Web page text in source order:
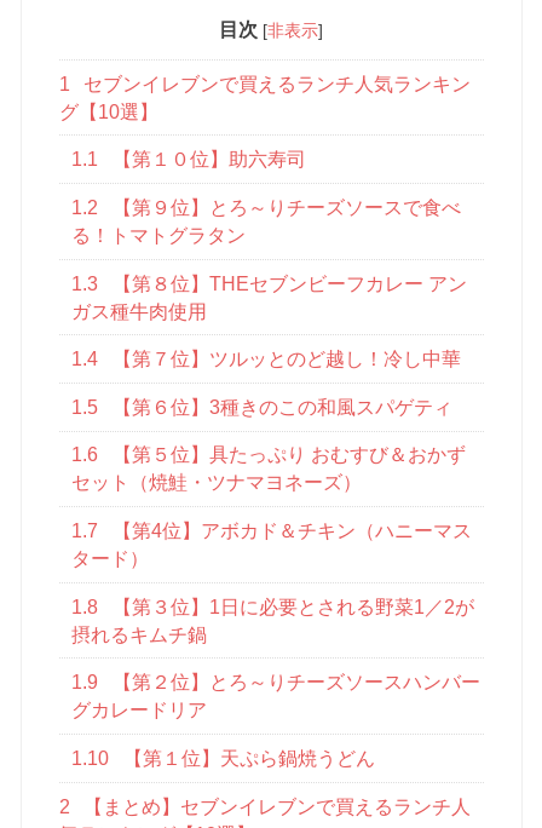
目次 [非表示]
1
セブンイレブンで買えるランチ人気ランキン
グ【10選】
1.1 【第１０位】助六寿司
1.2
【第９位】とろ～りチーズソースで食べ
る！トマトグラタン
1.3
【第８位】THEセブンビーフカレー アン
ガス種牛肉使用
1.4 【第７位】ツルッとのど越し！冷し中華
1.5 【第６位】3種きのこの和風スパゲティ
1.6
【第５位】具たっぷり おむすび＆おかず
セット（焼鮭・ツナマヨネーズ）
1.7
【第4位】アボカド＆チキン（ハニーマス
タード）
1.8
【第３位】1日に必要とされる野菜1／2が
摂れるキムチ鍋
1.9
【第２位】とろ～りチーズソースハンバー
グカレードリア
1.10 【第１位】天ぷら鍋焼うどん
2
【まとめ】セブンイレブンで買えるランチ人